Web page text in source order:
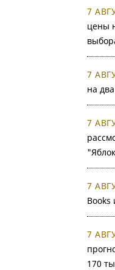
7
цены
7
на
7
7
Books
7
170